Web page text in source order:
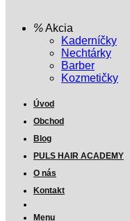
Akcia
Kaderníčky
Nechtárky
Barber
Kozmetičky
Úvod
Obchod
Blog
PULS HAIR ACADEMY
O nás
Kontakt
Menu